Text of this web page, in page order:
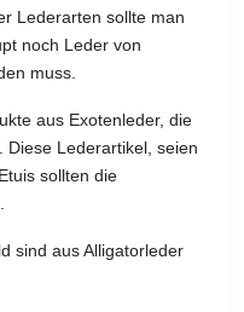
Lederarten sollte man
noch Leder von
muss.
aus Exotenleder, die
Lederartikel, seien
sollten die
sind aus Alligatorleder